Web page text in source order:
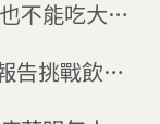
告挑戰飲食